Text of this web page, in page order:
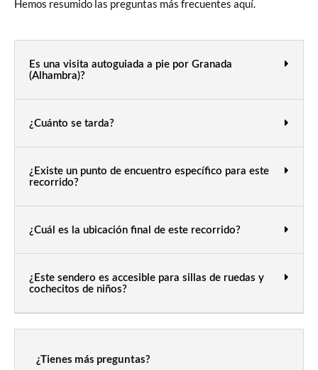
Hemos resumido las preguntas más frecuentes aquí.
Es una visita autoguiada a pie por Granada
(Alhambra)?
¿Cuánto se tarda?
¿Existe un punto de encuentro específico para este
recorrido?
¿Cuál es la ubicación final de este recorrido?
¿Este sendero es accesible para sillas de ruedas y
cochecitos de niños?
¿Tienes más preguntas?